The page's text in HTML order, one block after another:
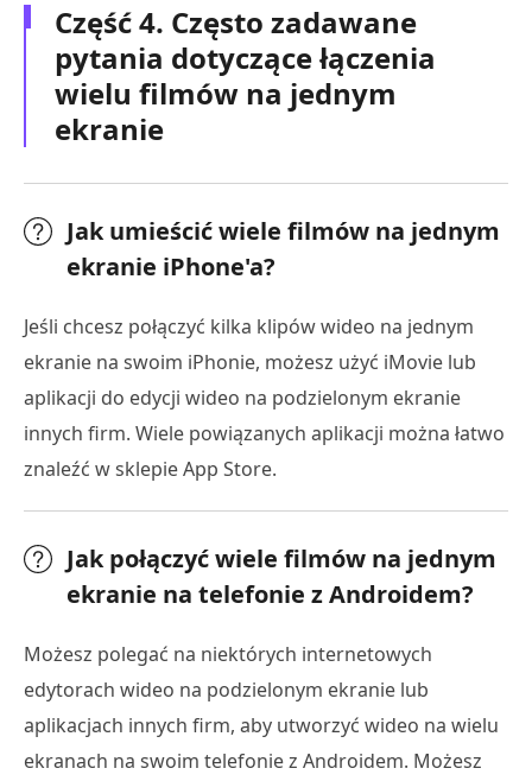
Część 4. Często zadawane
pytania dotyczące łączenia
wielu filmów na jednym
ekranie
Jak umieścić wiele filmów na jednym
ekranie iPhone'a?
Jeśli chcesz połączyć kilka klipów wideo na jednym
ekranie na swoim iPhonie, możesz użyć iMovie lub
aplikacji do edycji wideo na podzielonym ekranie
innych firm. Wiele powiązanych aplikacji można łatwo
znaleźć w sklepie App Store.
Jak połączyć wiele filmów na jednym
ekranie na telefonie z Androidem?
Możesz polegać na niektórych internetowych
edytorach wideo na podzielonym ekranie lub
aplikacjach innych firm, aby utworzyć wideo na wielu
ekranach na swoim telefonie z Androidem. Możesz